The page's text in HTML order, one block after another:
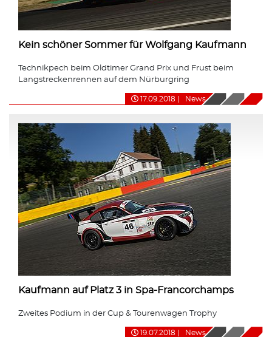
Kein schöner Sommer für Wolfgang Kaufmann
Technikpech beim Oldtimer Grand Prix und Frust beim
Langstreckenrennen auf dem Nürburgring
17.09.2018 News
Kaufmann auf Platz 3 in Spa-Francorchamps
Zweites Podium in der Cup & Tourenwagen Trophy
19.07.2018 News